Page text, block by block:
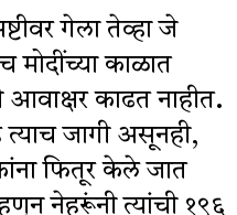
गेला तेव्हा जे
काळात
आवाक्षर काढत नाहीत.
त्याच जागी असूनही,
फितूर केले जात
नेहरूंनी त्यांची १९६